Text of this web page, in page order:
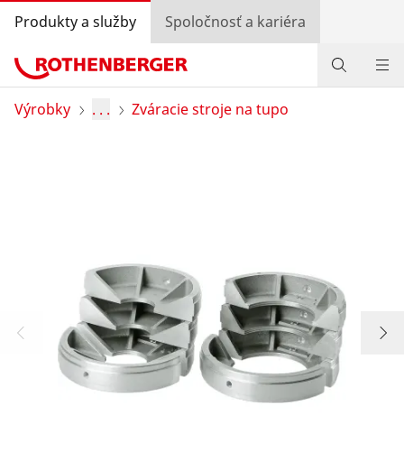
Produkty a služby Spoločnosť a kariéra
Produkty
Vyhľadávanie predajcov
Prihlásiť sa
Výber krajiny
Výrobky . . . Zváracie stroje na tupo